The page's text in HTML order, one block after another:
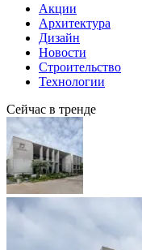
Акции
Архитектура
Дизайн
Новости
Строительство
Технологии
Сейчас в тренде